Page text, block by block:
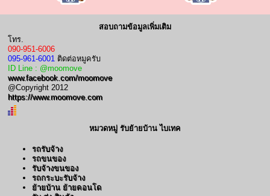
สอบถามข้อมูลเพิ่มเติม
โทร.
090-951-6006
095-961-6001 ติดต่อหมูครับ
ID Line : @moomove
www.facebook.com/moomove
@Copyright 2012
https://www.moomove.com
หมวดหมู่ รับย้ายบ้าน ไบเทค
รถรับจ้าง
รถขนของ
รับจ้างขนของ
รถกระบะรับจ้าง
ย้ายบ้าน ย้ายคอนโด